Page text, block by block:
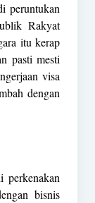
peruntukan
Rakyat
itu kerap
pasti mesti
visa
dengan
perkenakan
bisnis